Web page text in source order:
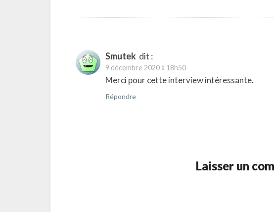
Smutek dit :
9 décembre 2020 à 18h50
Merci pour cette interview intéressante.
Répondre
Laisser un